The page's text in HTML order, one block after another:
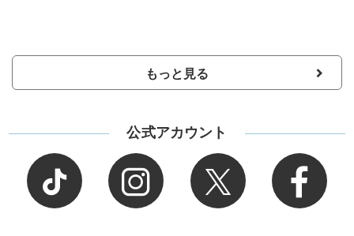
もっと見る
公式アカウント